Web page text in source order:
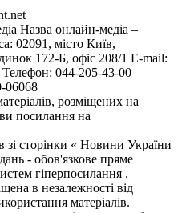
Назва онлайн-медіа –
02091, місто Київ,
172-Б, офіс 208/1 E-mail:
Телефон: 044-205-43-00
06068
розміщених на
посилання на
зі сторінки « Новини України
- обов'язкове пряме
гіперпосилання .
в незалежності від
матеріалів.